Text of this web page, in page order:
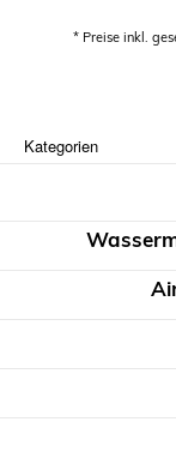
* Preise inkl.
Kategorien